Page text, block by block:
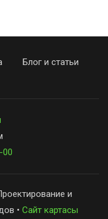
Блог и статьи
00
и
• Сайт картасы